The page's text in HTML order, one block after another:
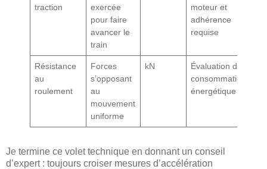
traction
exercée
pour faire
avancer le
train
moteur et
adhérence
requise
Résistance
au
roulement
Forces
s’opposant
au
mouvement
uniforme
kN
Évaluation de la
consommation
énergétique
Je termine ce volet technique en donnant un conseil
d’expert : toujours croiser mesures d’accélération